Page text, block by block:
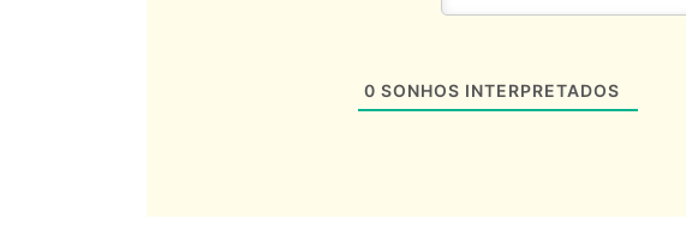
0 SONHOS INTERPRETADOS